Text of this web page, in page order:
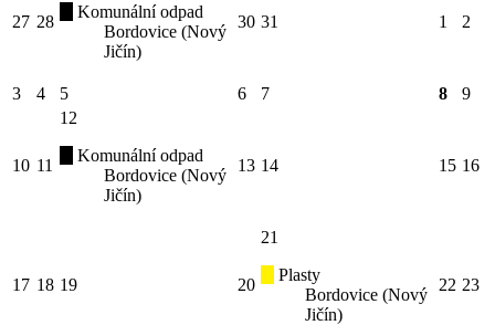
27 28
Komunální odpad
Bordovice (Nový
Jičín)
30 31 1 2
3 4 5 6 7 8 9
10 11
12
Komunální odpad
Bordovice (Nový
Jičín)
13 14 15 16
17 18 19 20
21
Plasty
Bordovice (Nový
Jičín)
22 23